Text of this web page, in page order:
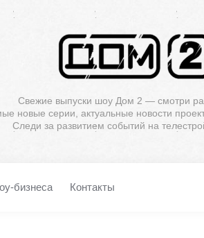
Свежие выпуски шоу Дом 2 — смотри
новые серии, актуальные новости
Следи за развитием событий на
бизнеса Контакты